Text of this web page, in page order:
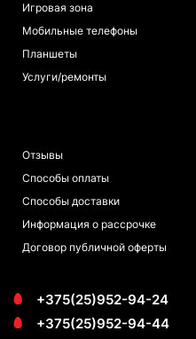
Игровая зона
Мобильные телефоны
Планшеты
Услуги/ремонты
Отзывы
Способы оплаты
Способы доставки
Информация о рассрочке
Договор публичной оферты
+375(25)952-94-24
+375(25)952-94-44